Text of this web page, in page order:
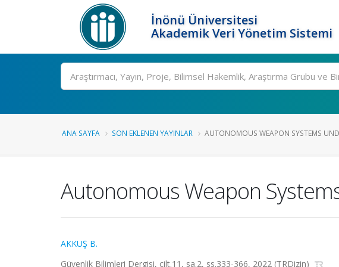
İnönü Üniversitesi
Akademik Veri Yönetim Sistemi
Ara
ANA SAYFA SON EKLENEN YAYINLAR AUTONOMOUS WEAPON SYSTEMS
Autonomous Weapon
AKKUŞ B.
Güvenlik Bilimleri Dergisi, cilt.11, sa.2, ss.333-366, 2022 (TRDizin)